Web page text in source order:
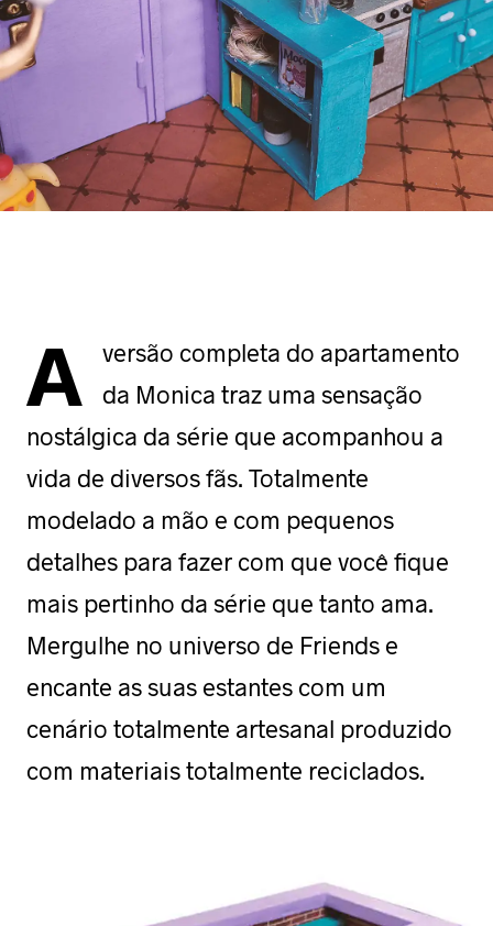
A
versão completa do apartamento
da Monica traz uma sensação
nostálgica da série que acompanhou a
vida de diversos fãs. Totalmente
modelado a mão e com pequenos
detalhes para fazer com que você fique
mais pertinho da série que tanto ama.
Mergulhe no universo de Friends e
encante as suas estantes com um
cenário totalmente artesanal produzido
com materiais totalmente reciclados.